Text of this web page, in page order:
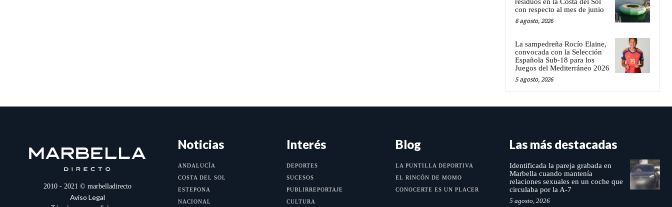
con respecto al mes de junio
6 agosto, 2026
La sampedreña Rocío Elaine,
convocada con la Selección
Española Sub-18 para los
Juegos del Mediterráneo 2026
5 agosto, 2026
2010 - 2021 © marbelladirecto
Aviso Legal
Noticias
ANDALUCÍA
COSTA DEL SOL
ESTEPONA
NACIONAL
Interés
DEPORTES
SUCESOS
PUBLIRREPORTAJE
CULTURA
Blog
LA PUNTILLA DEPORTIVA
EL RINCÓN DE MOMO
CONOCERTE ES UN PLACER
Las más destacadas
Identificada la pareja grabada en
Marbella cuando mantenía
relaciones sexuales en un coche que
circulaba por la A-7
5 agosto, 2026